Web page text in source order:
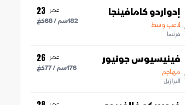
إدواردو كامافينجا
لاعب وسط
فرنسا
عمر 23
182سم /68كغ
فينيسيوس جونيور
مهاجم
البرازيل
عمر 26
176سم /77كغ